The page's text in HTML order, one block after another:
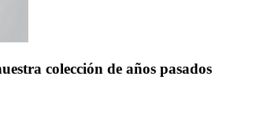
colección de años pasados